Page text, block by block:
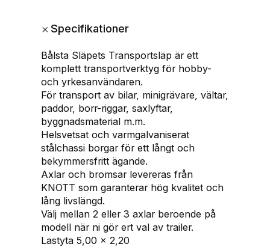
5
0
M
(
5
×
2
,
2
m
l
a
s
t
2
6
+Specifikationer
Bålsta Släpets Transportsläp är ett
komplett transportverktyg för hobby-
och yrkesanvändaren.
För transport av bilar, minigrävare, vältar,
paddor, borr-riggar, saxlyftar,
byggnadsmaterial m.m.
Helsvetsat och varmgalvaniserat
stålchassi borgar för ett långt och
bekymmersfritt ägande.
Axlar och bromsar levereras från
KNOTT som garanterar hög kvalitet och
lång livslängd.
Välj mellan 2 eller 3 axlar beroende på
modell när ni gör ert val av trailer.
Lastyta 5,00 x 2,20